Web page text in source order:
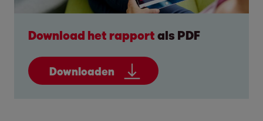
Download het rapport als PDF
Downloaden